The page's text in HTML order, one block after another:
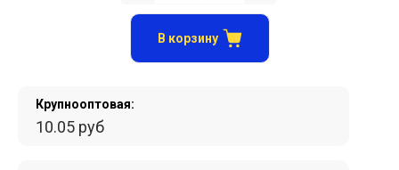
Крупнооптовая:
10.05 руб
В корзину